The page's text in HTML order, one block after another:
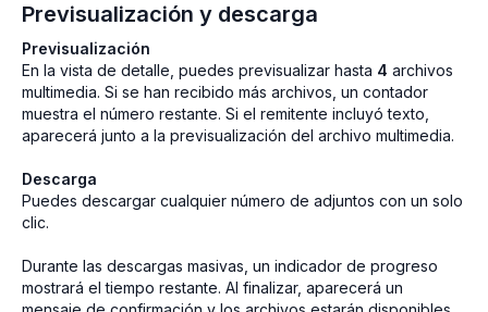
Previsualización y descarga
Previsualización
En la vista de detalle, puedes previsualizar hasta 4 archivos
multimedia. Si se han recibido más archivos, un contador
muestra el número restante. Si el remitente incluyó texto,
aparecerá junto a la previsualización del archivo multimedia.
Descarga
Puedes descargar cualquier número de adjuntos con un solo
clic.
Durante las descargas masivas, un indicador de progreso
mostrará el tiempo restante. Al finalizar, aparecerá un